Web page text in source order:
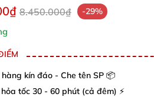
8.450.000₫ -29%
hàng kín đáo - Che tên SP 📦
tốc 30 - 60 phút (cả đêm) ⚡